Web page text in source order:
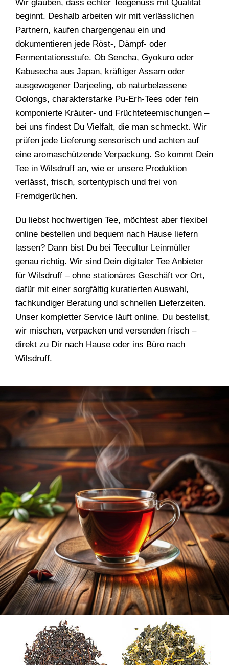
Wir glauben, dass echter Teegenuss mit Qualität
beginnt. Deshalb arbeiten wir mit verlässlichen
Partnern, kaufen chargengenau ein und
dokumentieren jede Röst-, Dämpf- oder
Fermentationsstufe. Ob Sencha, Gyokuro oder
Kabusecha aus Japan, kräftiger Assam oder
ausgewogener Darjeeling, ob naturbelassene
Oolongs, charakterstarke Pu-Erh-Tees oder fein
komponierte Kräuter- und Früchteteemischungen –
bei uns findest Du Vielfalt, die man schmeckt. Wir
prüfen jede Lieferung sensorisch und achten auf
eine aromaschützende Verpackung. So kommt Dein
Tee in Wilsdruff an, wie er unsere Produktion
verlässt, frisch, sortentypisch und frei von
Fremdgerüchen.
Du liebst hochwertigen Tee, möchtest aber flexibel
online bestellen und bequem nach Hause liefern
lassen? Dann bist Du bei Teecultur Leinmüller
genau richtig. Wir sind Dein digitaler Tee Anbieter
für Wilsdruff – ohne stationäres Geschäft vor Ort,
dafür mit einer sorgfältig kuratierten Auswahl,
fachkundiger Beratung und schnellen Lieferzeiten.
Unser kompletter Service läuft online. Du bestellst,
wir mischen, verpacken und versenden frisch –
direkt zu Dir nach Hause oder ins Büro nach
Wilsdruff.